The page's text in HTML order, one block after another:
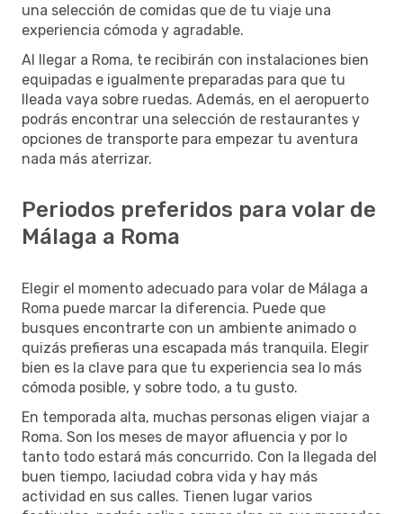
una selección de comidas que de tu viaje una
experiencia cómoda y agradable.
Al llegar a Roma, te recibirán con instalaciones bien
equipadas e igualmente preparadas para que tu
lleada vaya sobre ruedas. Además, en el aeropuerto
podrás encontrar una selección de restaurantes y
opciones de transporte para empezar tu aventura
nada más aterrizar.
Periodos preferidos para volar de
Málaga a Roma
Elegir el momento adecuado para volar de Málaga a
Roma puede marcar la diferencia. Puede que
busques encontrarte con un ambiente animado o
quizás prefieras una escapada más tranquila. Elegir
bien es la clave para que tu experiencia sea lo más
cómoda posible, y sobre todo, a tu gusto.
En temporada alta, muchas personas eligen viajar a
Roma. Son los meses de mayor afluencia y por lo
tanto todo estará más concurrido. Con la llegada del
buen tiempo, laciudad cobra vida y hay más
actividad en sus calles. Tienen lugar varios